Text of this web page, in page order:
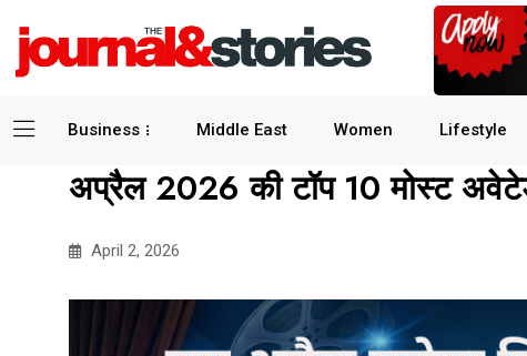
Business Middle East Women Lifestyle
अप्रैल 2026 की टॉप 10 मोस्ट
April 2, 2026